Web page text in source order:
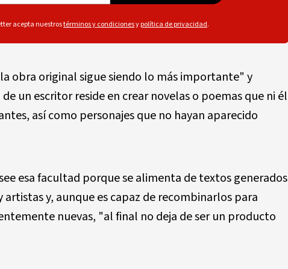
acepta nuestrostérminos y condicionesypolítica de privacidad.
obra original sigue siendo lo más importante" y
un escritor reside en crear novelas o poemas que ni él
así como personajes que no hayan aparecido
esa facultad porque se alimenta de textos generados
y, aunque es capaz de recombinarlos para
nuevas, "al final no deja de ser un producto